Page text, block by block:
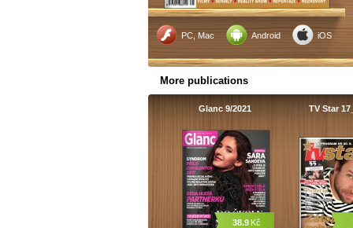
PC, Mac Android iOS
More publications
Glanc 9/2021
38.9Kč
TV Star